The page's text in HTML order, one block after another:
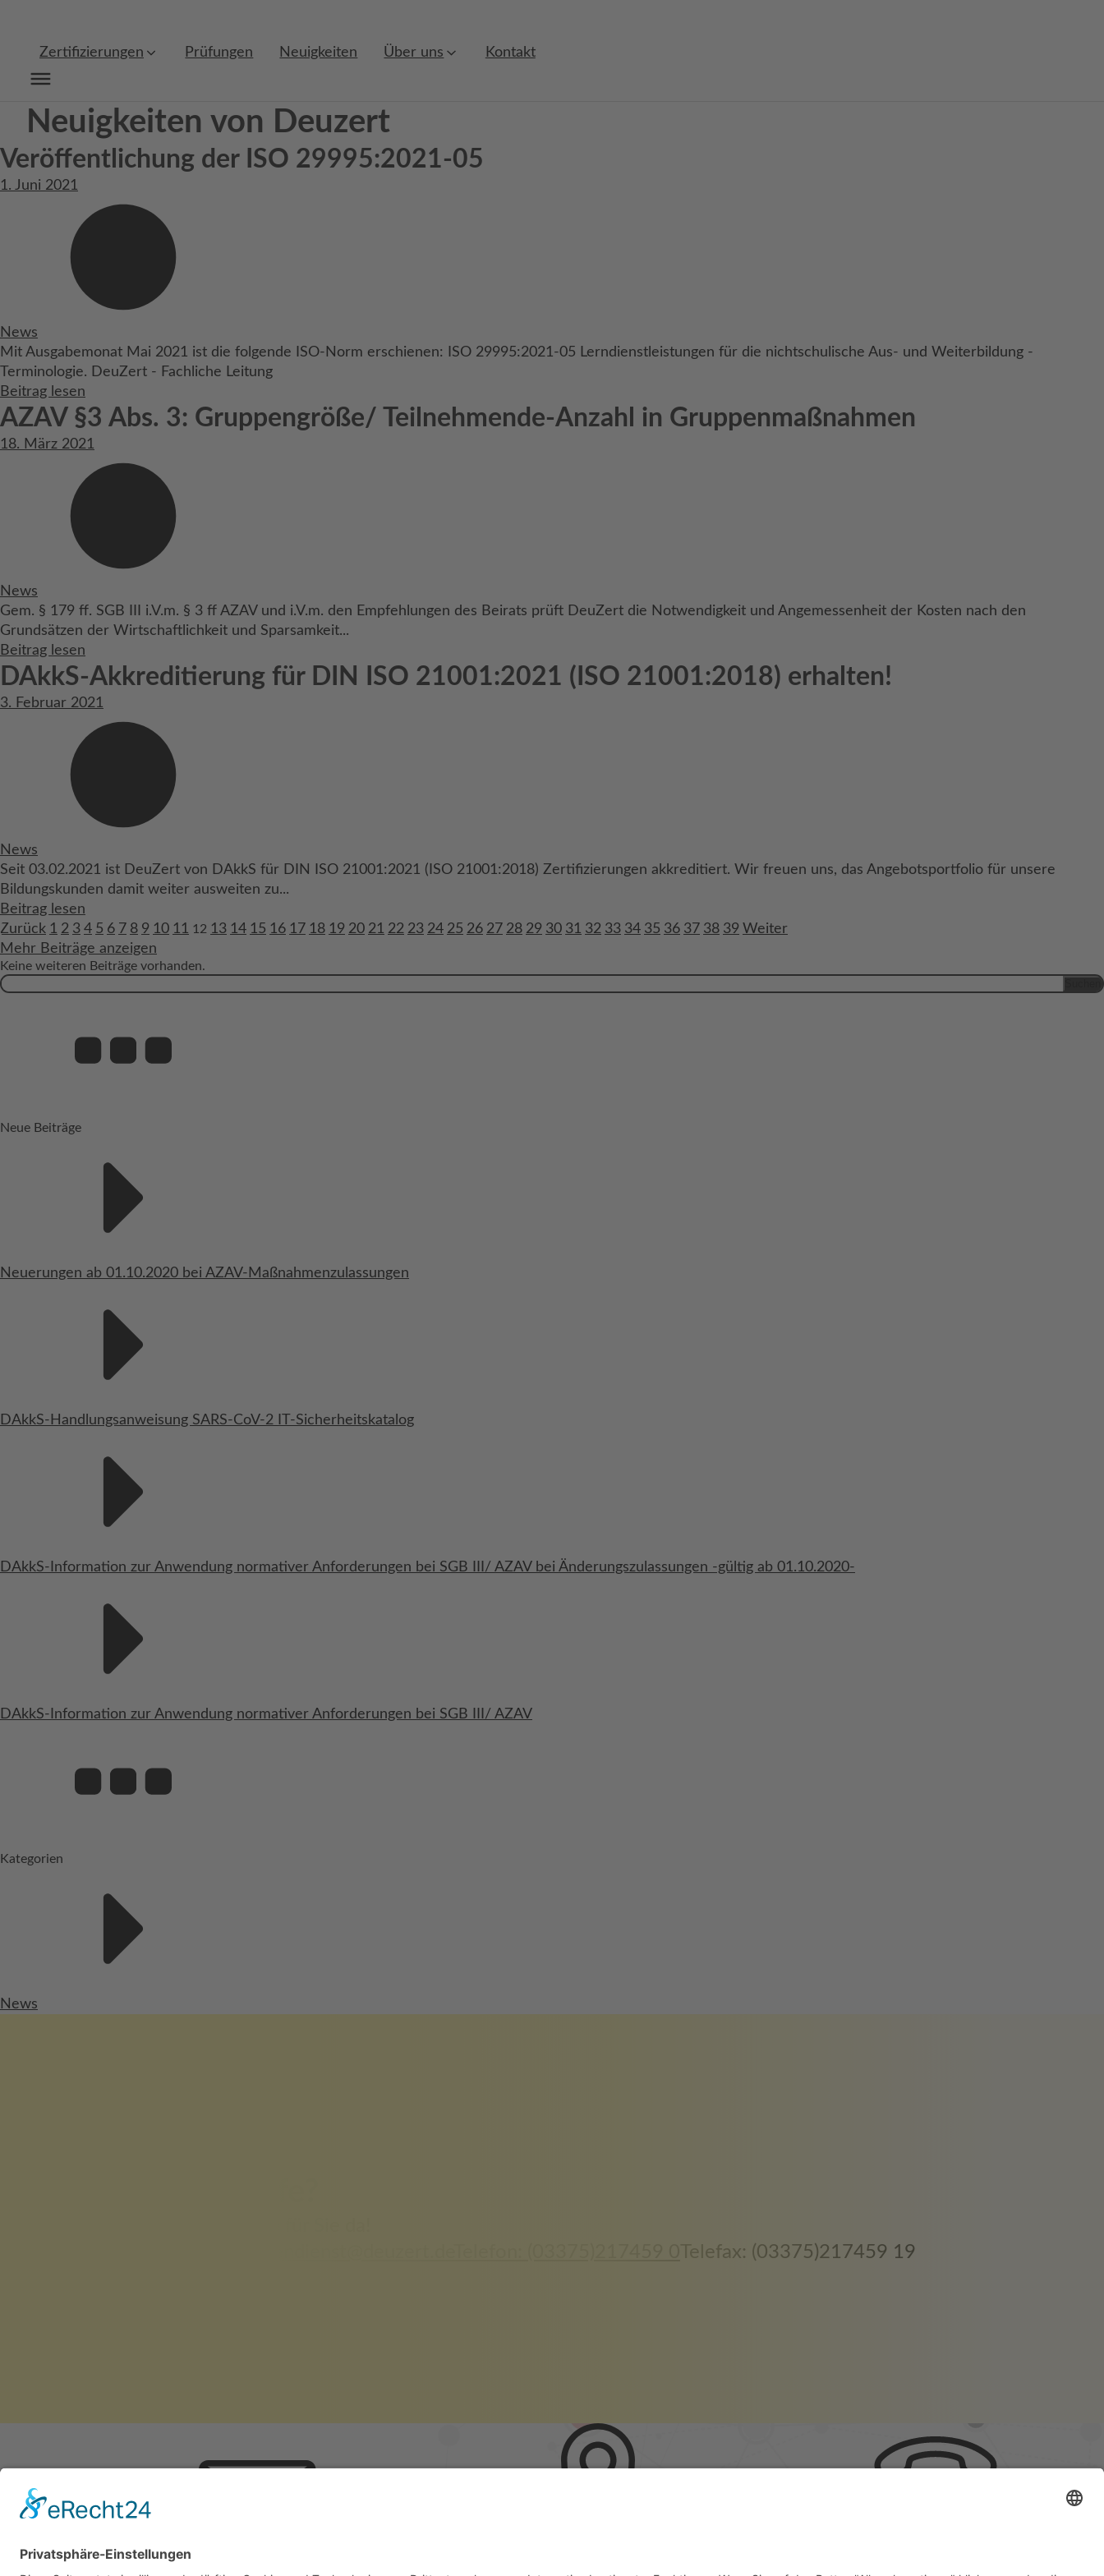
Zertifizierungen Prüfungen Neuigkeiten Über uns Kontakt
Neuigkeiten von Deuzert
Veröffentlichung der ISO 29995:2021-05
1. Juni 2021
News
Mit Ausgabemonat Mai 2021 ist die folgende ISO-Norm erschienen: ISO 29995:2021-05 Lerndienstleistungen für die nichtschulische Aus- und Weiterbildung -
Terminologie. DeuZert - Fachliche Leitung
Beitrag lesen
AZAV §3 Abs. 3: Gruppengröße/ Teilnehmende-Anzahl in Gruppenmaßnahmen
18. März 2021
News
Gem. § 179 ff. SGB III i.V.m. § 3 ff AZAV und i.V.m. den Empfehlungen des Beirats prüft DeuZert die Notwendigkeit und Angemessenheit der Kosten nach den
Grundsätzen der Wirtschaftlichkeit und Sparsamkeit...
Beitrag lesen
DAkkS-Akkreditierung für DIN ISO 21001:2021 (ISO 21001:2018) erhalten!
3. Februar 2021
News
Seit 03.02.2021 ist DeuZert von DAkkS für DIN ISO 21001:2021 (ISO 21001:2018) Zertifizierungen akkreditiert. Wir freuen uns, das Angebotsportfolio für unsere
Bildungskunden damit weiter ausweiten zu...
Beitrag lesen
Zurück 1 2 3 4 5 6 7 8 9 10 11 12 13 14 15 16 17 18 19 20 21 22 23 24 25 26 27 28 29 30 31 32 33 34 35 36 37 38 39 Weiter
Mehr Beiträge anzeigen
Keine weiteren Beiträge vorhanden.
Suchen
Neue Beiträge
Neuerungen ab 01.10.2020 bei AZAV-Maßnahmenzulassungen
DAkkS-Handlungsanweisung SARS-CoV-2 IT-Sicherheitskatalog
DAkkS-Information zur Anwendung normativer Anforderungen bei SGB III/ AZAV bei Änderungszulassungen -gültig ab 01.10.2020-
DAkkS-Information zur Anwendung normativer Anforderungen bei SGB III/ AZAV
Kategorien
News
Telefax: (03375)217459 19
kundendienst@deuzert.de